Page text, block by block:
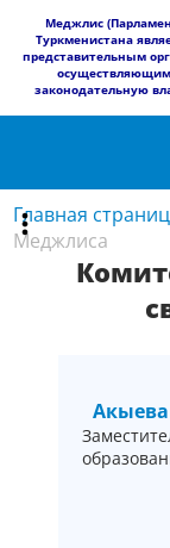
​Меджлис
Туркменистана
представительным
осуществляющим
законодательную
Главная
Меджлиса